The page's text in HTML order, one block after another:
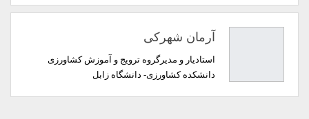
آرمان شهرکی
استادیار و مدیرگروه ترویج و آموزش کشاورزی
دانشکده کشاورزی- دانشگاه زابل